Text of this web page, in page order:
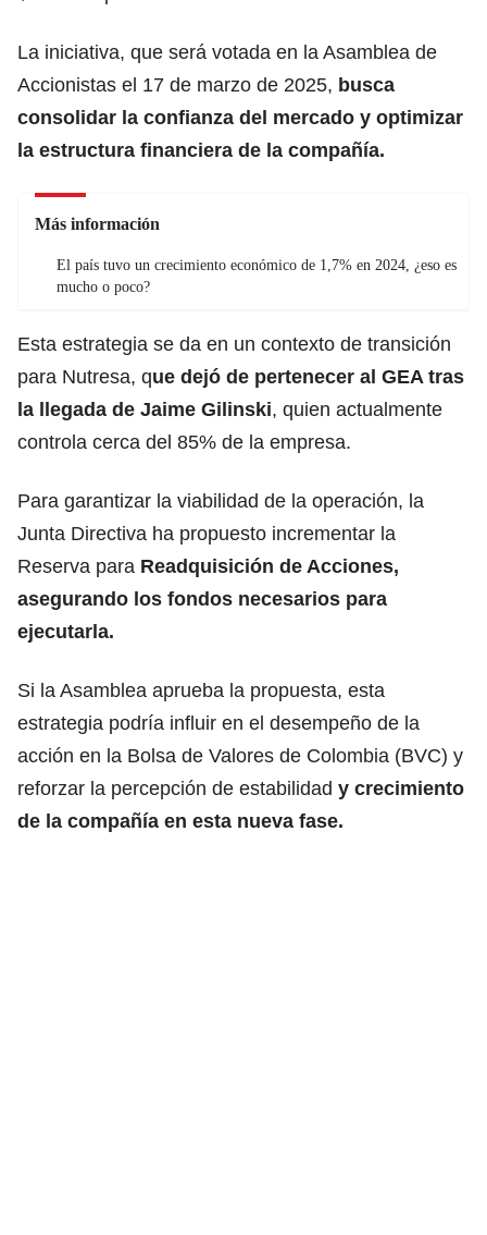
La iniciativa, que será votada en la Asamblea de
Accionistas el 17 de marzo de 2025, busca
consolidar la confianza del mercado y optimizar
la estructura financiera de la compañía.
Más información
El país tuvo un crecimiento económico de 1,7% en 2024, ¿eso es
mucho o poco?
Esta estrategia se da en un contexto de transición
para Nutresa, que dejó de pertenecer al GEA tras
la llegada de Jaime Gilinski, quien actualmente
controla cerca del 85% de la empresa.
Para garantizar la viabilidad de la operación, la
Junta Directiva ha propuesto incrementar la
Reserva para Readquisición de Acciones,
asegurando los fondos necesarios para
ejecutarla.
Si la Asamblea aprueba la propuesta, esta
estrategia podría influir en el desempeño de la
acción en la Bolsa de Valores de Colombia (BVC) y
reforzar la percepción de estabilidad y crecimiento
de la compañía en esta nueva fase.